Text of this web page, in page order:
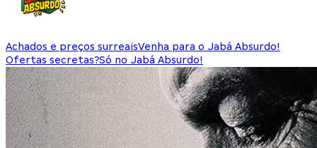
Achados e preços surreaisVenha para o Jabá Absurdo!
Ofertas secretas?Só no Jabá Absurdo!